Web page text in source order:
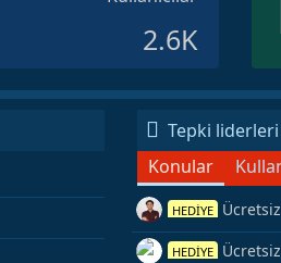
2.6K
Tepki liderleri
Konular
HEDİYE
Backlink
HEDİYE